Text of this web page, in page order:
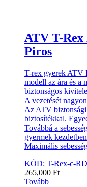
ATV T-Rex
Piros
T-rex gyerek ATV
modell az ára és a
biztonságos
A vezetését
Az ATV biztonsági
biztosítékkal.
Továbbá a
gyermek
Maximális
KÓD: T-Rex-c-RD
265,000 Ft
Tovább